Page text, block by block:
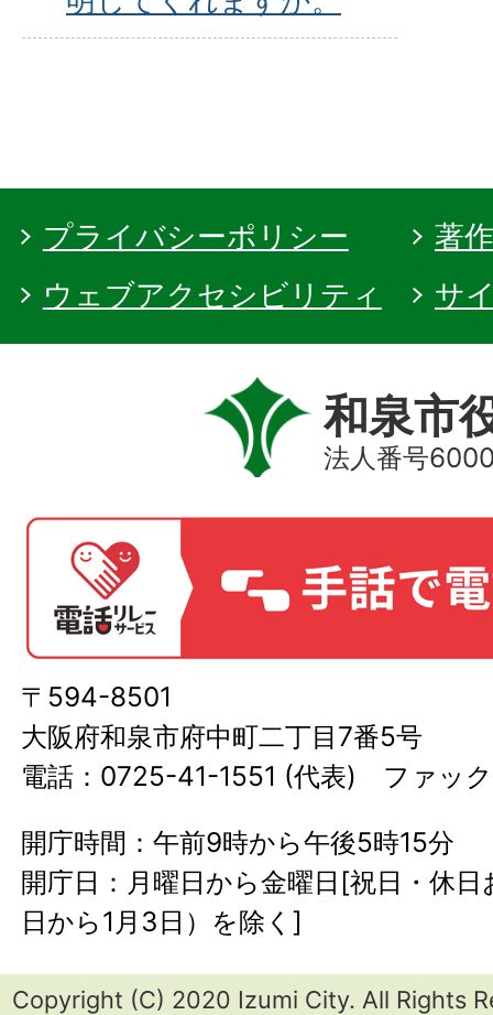
プライバシーポリシー
著
ウェブアクセシビリティ
サ
和泉市
法人番号
〒594-8501
大阪府和泉市府中町二丁目7番5号
電話：0725-41-1551 (代表) ファッ
開庁時間：午前9時から午後5時15分
開庁日：月曜日から金曜日[祝日・休
日から1月3日）を除く]
Copyright (C) 2020 Izumi City. All Rights